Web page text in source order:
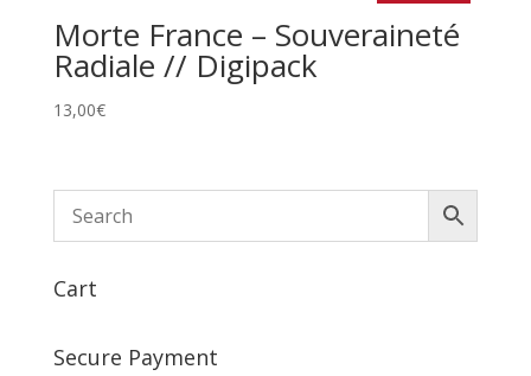
Morte France – Souveraineté
Radiale // Digipack
13,00€
Cart
Secure Payment